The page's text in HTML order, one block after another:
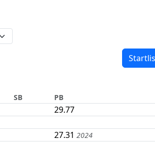
SB PB
29.77
27.31 2024